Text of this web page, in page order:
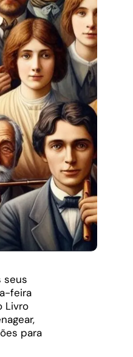
seus
feira
Livro
para